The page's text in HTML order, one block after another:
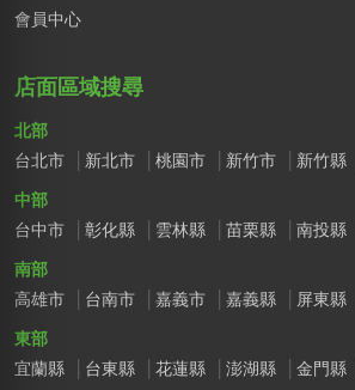
會員中心
店面區域搜尋
北部
台北市
新北市 桃園市 新竹市 新竹縣
中部
台中市
彰化縣 雲林縣 苗栗縣
南投縣
南部
高雄市
台南市 嘉義市 嘉義縣
屏東縣
東部
宜蘭縣
台東縣 花蓮縣 澎湖縣 金門縣